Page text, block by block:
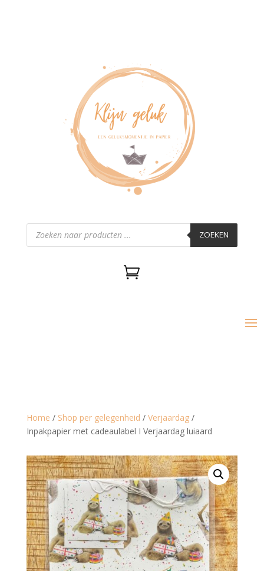
Producten
zoeken ZOEKEN

Home / Shop per gelegenheid / Verjaardag/
Inpakpapier met cadeaulabel I Verjaardag luiaard